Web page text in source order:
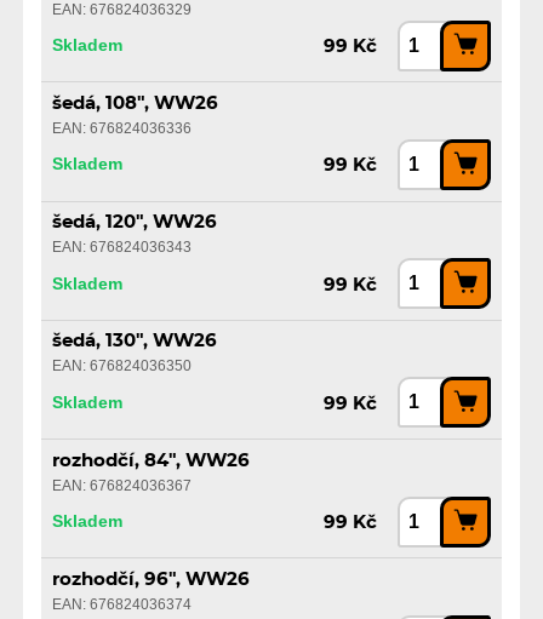
EAN: 676824036329
Skladem 99 Kč
šedá, 108", WW26
EAN: 676824036336
Skladem 99 Kč
šedá, 120", WW26
EAN: 676824036343
Skladem 99 Kč
šedá, 130", WW26
EAN: 676824036350
Skladem 99 Kč
rozhodčí, 84", WW26
EAN: 676824036367
Skladem 99 Kč
rozhodčí, 96", WW26
EAN: 676824036374